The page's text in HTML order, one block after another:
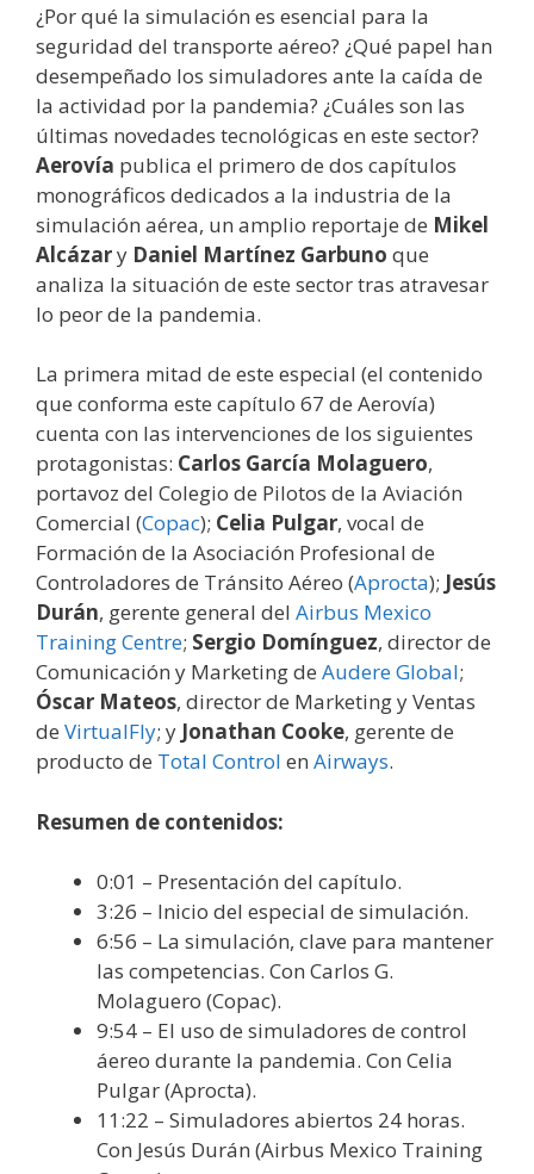
¿Por qué la simulación es esencial para la
seguridad del transporte aéreo? ¿Qué papel han
desempeñado los simuladores ante la caída de
la actividad por la pandemia? ¿Cuáles son las
últimas novedades tecnológicas en este sector?
Aerovía publica el primero de dos capítulos
monográficos dedicados a la industria de la
simulación aérea, un amplio reportaje de Mikel
Alcázary Daniel Martínez Garbuno que
analiza la situación de este sector tras atravesar
lo peor de la pandemia.
La primera mitad de este especial (el contenido
que conforma este capítulo 67 de Aerovía)
cuenta con las intervenciones de los siguientes
protagonistas: Carlos García Molaguero,
portavoz del Colegio de Pilotos de la Aviación
Comercial (Copac); Celia Pulgar, vocal de
Formación de la Asociación Profesional de
Controladores de Tránsito Aéreo (Aprocta); Jesús
Durán, gerente general del Airbus Mexico
Training Centre; Sergio Domínguez, director de
Comunicación y Marketing de Audere Global;
Óscar Mateos, director de Marketing y Ventas
de VirtualFly; y Jonathan Cooke, gerente de
producto de Total Control en Airways.
Resumen de contenidos:
0:01 – Presentación del capítulo.
3:26 – Inicio del especial de simulación.
6:56 – La simulación, clave para mantener
las competencias. Con Carlos G.
Molaguero (Copac).
9:54 – El uso de simuladores de control
áereo durante la pandemia. Con Celia
Pulgar (Aprocta).
11:22 – Simuladores abiertos 24 horas.
Con Jesús Durán (Airbus Mexico Training